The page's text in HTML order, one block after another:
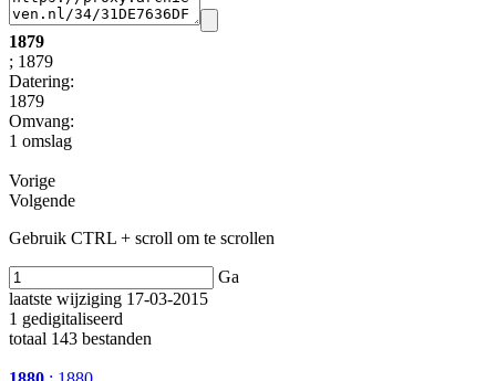
1879
; 1879
Datering:
1879
Omvang:
1 omslag
Vorige
Volgende
Gebruik CTRL + scroll om te scrollen
Ga
laatste wijziging 17-03-2015
1 gedigitaliseerd
totaal 143 bestanden